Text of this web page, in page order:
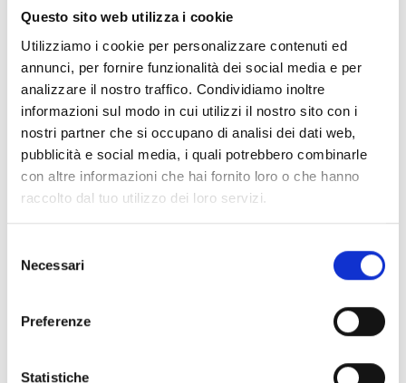
Questo sito web utilizza i cookie
Utilizziamo i cookie per personalizzare contenuti ed
annunci, per fornire funzionalità dei social media e per
analizzare il nostro traffico. Condividiamo inoltre
informazioni sul modo in cui utilizzi il nostro sito con i
nostri partner che si occupano di analisi dei dati web,
pubblicità e social media, i quali potrebbero combinarle
con altre informazioni che hai fornito loro o che hanno
raccolto dal tuo utilizzo dei loro servizi.
delNecessari
Preferenze
Statistiche
Accessoires pour socles EB00 - Matériaux (47)
Accessoires pour les tests des détecteurs -
Matériaux(6)
Accessoires pour détecteurs Enea - Matériaux (35)
Accessoires Senseware
Accessoires de la série Industrial - Matériaux(17)
Tout sélectionner
marqués par une icône lock